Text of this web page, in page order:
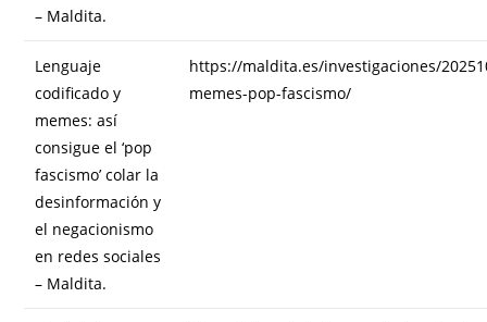
– Maldita.
Lenguaje
codificado y
memes: así
consigue el ‘pop
fascismo’ colar la
desinformación y
el negacionismo
en redes sociales
– Maldita.
https://maldita.es/investigaciones/
memes-pop-fascismo/